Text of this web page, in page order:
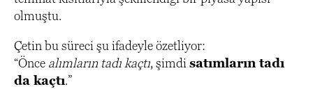
olmuştu.
Çetin bu süreci şu ifadeyle özetliyor:
“Önce alımların tadı kaçtı, şimdisatımların tadı
da kaçtı.”